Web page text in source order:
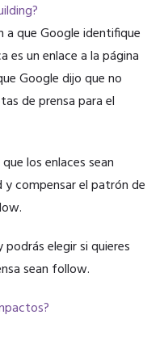
a que Google identifique
un enlace a la página
Google dijo que no
de prensa para el
los enlaces sean
y compensar el patrón de
elegir si quieres
sean follow.